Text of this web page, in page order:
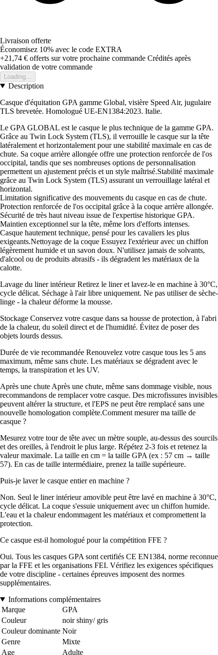
Livraison offerte
Économisez 10% avec le code EXTRA
+21,74 € offerts sur votre prochaine commande Crédités après
validation de votre commande
Loading...
Description
Casque d'équitation GPA gamme Global, visière Speed Air, jugulaire
TLS brevetée. Homologué UE-EN1384:2023. Italie.
Le GPA GLOBAL est le casque le plus technique de la gamme GPA.
Grâce au Twin Lock System (TLS), il verrouille le casque sur la tête
latéralement et horizontalement pour une stabilité maximale en cas de
chute. Sa coque arrière allongée offre une protection renforcée de l'os
occipital, tandis que ses nombreuses options de personnalisation
permettent un ajustement précis et un style maîtrisé.Stabilité maximale
grâce au Twin Lock System (TLS) assurant un verrouillage latéral et
horizontal.
Limitation significative des mouvements du casque en cas de chute.
Protection renforcée de l'os occipital grâce à la coque arrière allongée.
Sécurité de très haut niveau issue de l'expertise historique GPA.
Maintien exceptionnel sur la tête, même lors d'efforts intenses.
Casque hautement technique, pensé pour les cavaliers les plus
exigeants.Nettoyage de la coque Essuyez l'extérieur avec un chiffon
légèrement humide et un savon doux. N'utilisez jamais de solvants,
d'alcool ou de produits abrasifs - ils dégradent les matériaux de la
calotte.
Lavage du liner intérieur Retirez le liner et lavez-le en machine à 30°C,
cycle délicat. Séchage à l'air libre uniquement. Ne pas utiliser de sèche-
linge - la chaleur déforme la mousse.
Stockage Conservez votre casque dans sa housse de protection, à l'abri
de la chaleur, du soleil direct et de l'humidité. Évitez de poser des
objets lourds dessus.
Durée de vie recommandée Renouvelez votre casque tous les 5 ans
maximum, même sans chute. Les matériaux se dégradent avec le
temps, la transpiration et les UV.
Après une chute Après une chute, même sans dommage visible, nous
recommandons de remplacer votre casque. Des microfissures invisibles
peuvent altérer la structure, et l'EPS ne peut être remplacé sans une
nouvelle homologation complète.Comment mesurer ma taille de
casque ?
Mesurez votre tour de tête avec un mètre souple, au-dessus des sourcils
et des oreilles, à l'endroit le plus large. Répétez 2-3 fois et retenez la
valeur maximale. La taille en cm = la taille GPA (ex : 57 cm → taille
57). En cas de taille intermédiaire, prenez la taille supérieure.
Puis-je laver le casque entier en machine ?
Non. Seul le liner intérieur amovible peut être lavé en machine à 30°C,
cycle délicat. La coque s'essuie uniquement avec un chiffon humide.
L'eau et la chaleur endommagent les matériaux et compromettent la
protection.
Ce casque est-il homologué pour la compétition FFE ?
Oui. Tous les casques GPA sont certifiés CE EN1384, norme reconnue
par la FFE et les organisations FEI. Vérifiez les exigences spécifiques
de votre discipline - certaines épreuves imposent des normes
supplémentaires.
Informations complémentaires
Marque
GPA
Couleur
noir shiny/ gris
Couleur dominante Noir
Genre
Mixte
Age
Adulte